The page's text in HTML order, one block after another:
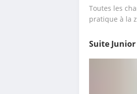
Toutes les
pratique à la
Suite